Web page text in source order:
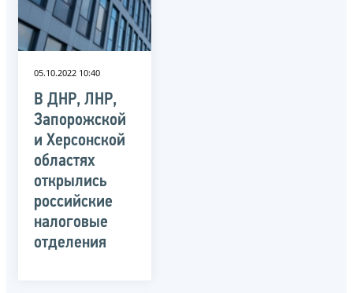
05.10.2022 10:40
В ДНР, ЛНР,
Запорожской
и Херсонской
областях
открылись
российские
налоговые
отделения